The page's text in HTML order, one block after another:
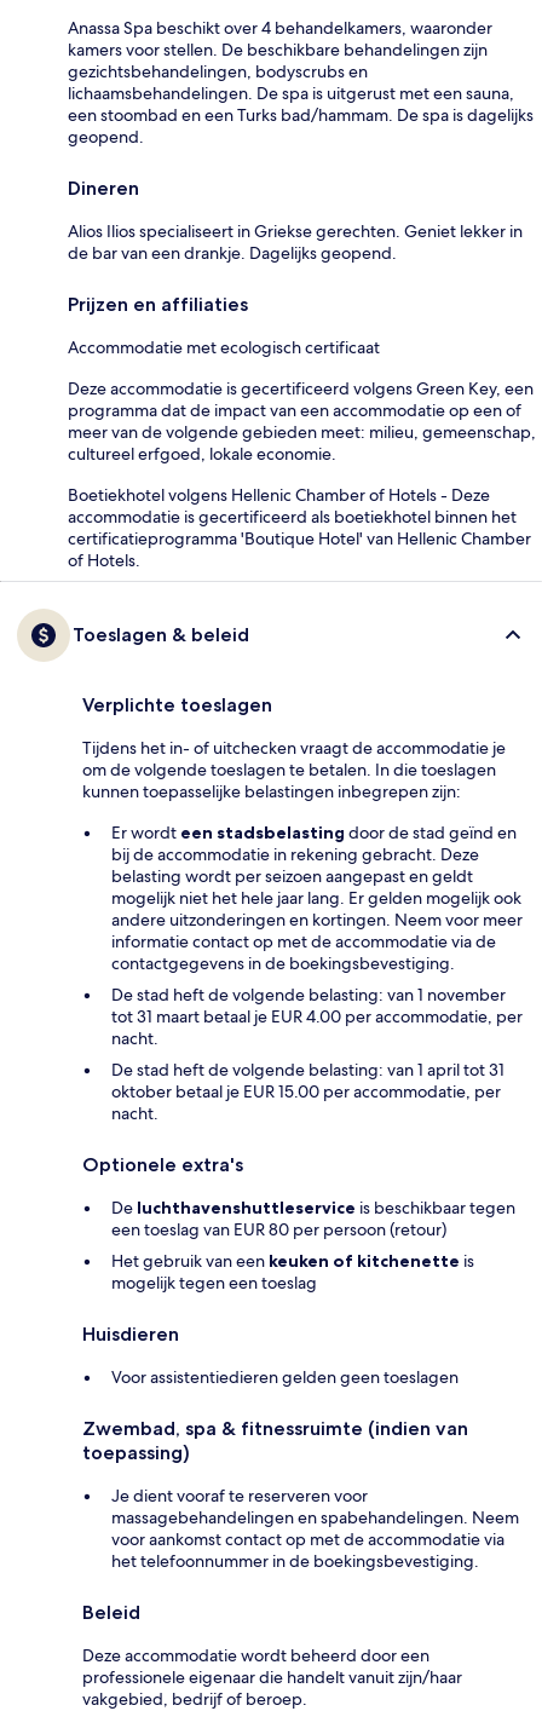
Anassa Spa beschikt over 4 behandelkamers, waaronder
kamers voor stellen. De beschikbare behandelingen zijn
gezichtsbehandelingen, bodyscrubs en
lichaamsbehandelingen. De spa is uitgerust met een sauna,
een stoombad en een Turks bad/hammam. De spa is dagelijks
geopend.
Dineren
Alios Ilios specialiseert in Griekse gerechten. Geniet lekker in
de bar van een drankje. Dagelijks geopend.
Prijzen en affiliaties
Accommodatie met ecologisch certificaat
Deze accommodatie is gecertificeerd volgens Green Key, een
programma dat de impact van een accommodatie op een of
meer van de volgende gebieden meet: milieu, gemeenschap,
cultureel erfgoed, lokale economie.
Boetiekhotel volgens Hellenic Chamber of Hotels - Deze
accommodatie is gecertificeerd als boetiekhotel binnen het
certificatieprogramma 'Boutique Hotel' van Hellenic Chamber
of Hotels.
Toeslagen & beleid
Verplichte toeslagen
Tijdens het in- of uitchecken vraagt de accommodatie je
om de volgende toeslagen te betalen. In die toeslagen
kunnen toepasselijke belastingen inbegrepen zijn:
Er wordt een stadsbelasting door de stad geïnd en
bij de accommodatie in rekening gebracht. Deze
belasting wordt per seizoen aangepast en geldt
mogelijk niet het hele jaar lang. Er gelden mogelijk ook
andere uitzonderingen en kortingen. Neem voor meer
informatie contact op met de accommodatie via de
contactgegevens in de boekingsbevestiging.
De stad heft de volgende belasting: van 1 november
tot 31 maart betaal je EUR 4.00 per accommodatie, per
nacht.
De stad heft de volgende belasting: van 1 april tot 31
oktober betaal je EUR 15.00 per accommodatie, per
nacht.
Optionele extra's
De luchthavenshuttleservice is beschikbaar tegen
een toeslag van EUR 80 per persoon (retour)
Het gebruik van een keuken of kitchenette is
mogelijk tegen een toeslag
Huisdieren
Voor assistentiedieren gelden geen toeslagen
Zwembad, spa & fitnessruimte (indien van
toepassing)
Je dient vooraf te reserveren voor
massagebehandelingen en spabehandelingen. Neem
voor aankomst contact op met de accommodatie via
het telefoonnummer in de boekingsbevestiging.
Beleid
Deze accommodatie wordt beheerd door een
professionele eigenaar die handelt vanuit zijn/haar
vakgebied, bedrijf of beroep.